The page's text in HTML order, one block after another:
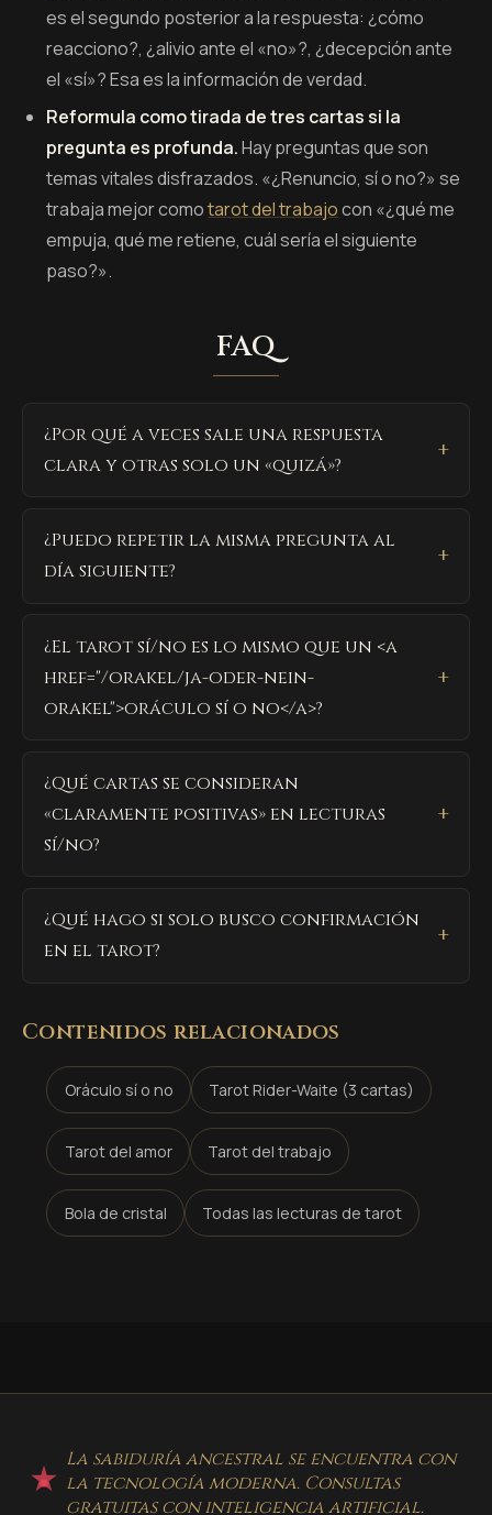
es el segundo posterior a la respuesta: ¿cómo
reacciono?, ¿alivio ante el «no»?, ¿decepción ante
el «sí»? Esa es la información de verdad.
Reformula como tirada de tres cartas si la
pregunta es profunda.Hay preguntas que son
temas vitales disfrazados. «¿Renuncio, sí o no?» se
trabaja mejor comotarot del trabajocon «¿qué me
empuja, qué me retiene, cuál sería el siguiente
paso?».
FAQ
¿Por qué a veces sale una respuesta
clara y otras solo un «quizá»?
¿Puedo repetir la misma pregunta al
día siguiente?
¿El tarot sí/no es lo mismo que un <a
href="/orakel/ja-oder-nein-
orakel">oráculo sí o no</a>?
¿Qué cartas se consideran
«claramente positivas» en lecturas
sí/no?
¿Qué hago si solo busco confirmación
en el tarot?
Contenidos relacionados
Oráculo sí o no Tarot Rider-Waite (3 cartas)
Tarot del amor Tarot del trabajo
Bola de cristal Todas las lecturas de tarot
La sabiduría ancestral se encuentra con
la tecnología moderna. Consultas
gratuitas con inteligencia artificial.